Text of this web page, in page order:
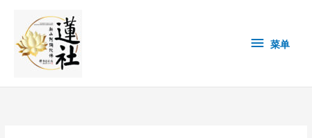
content
单 菜单